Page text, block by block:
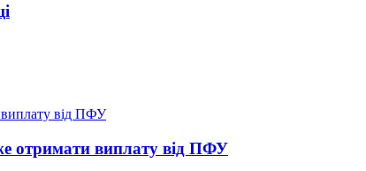
отримати виплату від ПФУ